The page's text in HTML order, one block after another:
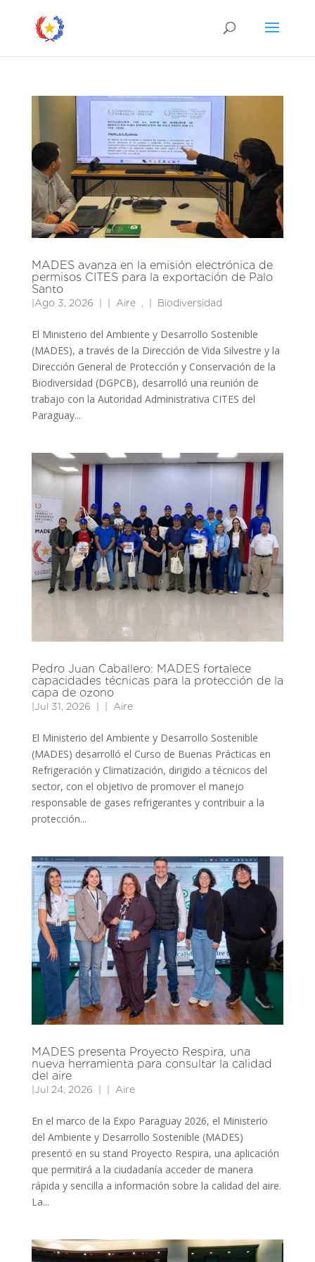
MADES avanza en la emisión electrónica de
permisos CITES para la exportación de Palo
Santo
|Ago 3, 2026 | Aire , Biodiversidad
El Ministerio del Ambiente y Desarrollo Sostenible
(MADES), a través de la Dirección de Vida Silvestre y la
Dirección General de Protección y Conservación de la
Biodiversidad (DGPCB), desarrolló una reunión de
trabajo con la Autoridad Administrativa CITES del
Paraguay...
Pedro Juan Caballero: MADES fortalece
capacidades técnicas para la protección de la
capa de ozono
Jul 31, 2026 Aire
El Ministerio del Ambiente y Desarrollo Sostenible
(MADES) desarrolló el Curso de Buenas Prácticas en
Refrigeración y Climatización, dirigido a técnicos del
sector, con el objetivo de promover el manejo
responsable de gases refrigerantes y contribuir a la
protección...
MADES presenta Proyecto Respira, una
nueva herramienta para consultar la calidad
del aire
Jul 24, 2026 Aire
En el marco de la Expo Paraguay 2026, el Ministerio
del Ambiente y Desarrollo Sostenible (MADES)
presentó en su stand Proyecto Respira, una aplicación
que permitirá a la ciudadanía acceder de manera
rápida y sencilla a información sobre la calidad del aire.
La...